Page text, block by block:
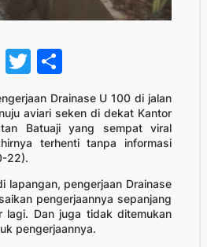
Telegram
Twitter
Drainase U 100 di jalan
aviari seken di dekat Kantor
Batuaji yang sempat viral
terhenti tanpa informasi
22).
lapangan, pengerjaan Drainase
pengerjaannya sepanjang
lagi. Dan juga tidak ditemukan
pengerjaannya.